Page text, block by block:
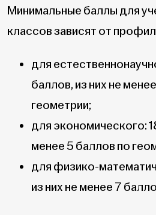
Минимальные баллы для
классов зависят от
для
баллов, из них не
геометрии;
для экономического:
менее 5 баллов по
для физико-
из них не менее 7